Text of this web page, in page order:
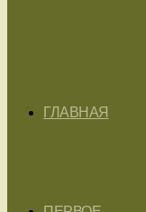
ГЛАВНАЯ